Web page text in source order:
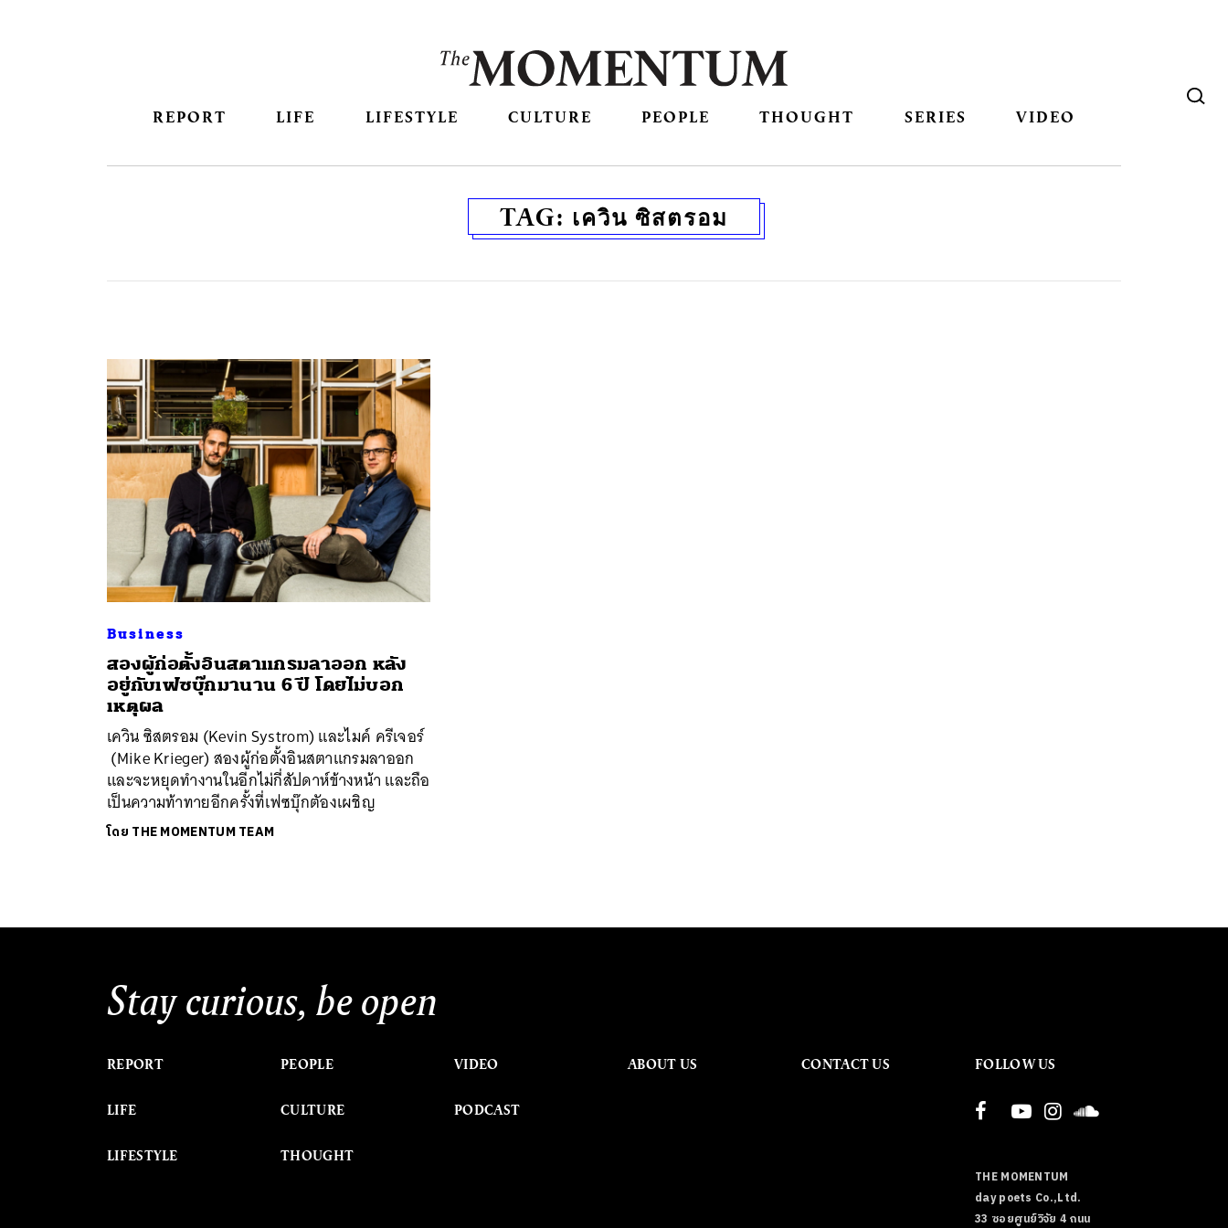
REPORT LIFE LIFESTYLE CULTURE PEOPLE THOUGHT SERIES VIDEO
TAG: เควิน ซิสตรอม
Business
สองผู้ก่อตั้งอินสตาแกรมลาออก หลัง
อยู่กับเฟซบุ๊กมานาน 6 ปี โดยไม่บอก
เหตุผล
เควิน ซิสตรอม (Kevin Systrom) และไมค์ ครีเจอร์
(Mike Krieger) สองผู้ก่อตั้งอินสตาแกรมลาออก
และจะหยุดทำงานในอีกไม่กี่สัปดาห์ข้างหน้า และถือ
เป็นความท้าทายอีกครั้งที่เฟซบุ๊กตัองเผชิญ
โดย THE MOMENTUM TEAM
Stay curious, be open
REPORT
LIFE
LIFESTYLE
PEOPLE
CULTURE
THOUGHT
VIDEO
PODCAST
ABOUT US CONTACT US FOLLOW US
THE MOMENTUM
day poets Co.,Ltd.
33 ซอยศูนย์วิจัย 4 ถนน
ค้นหา